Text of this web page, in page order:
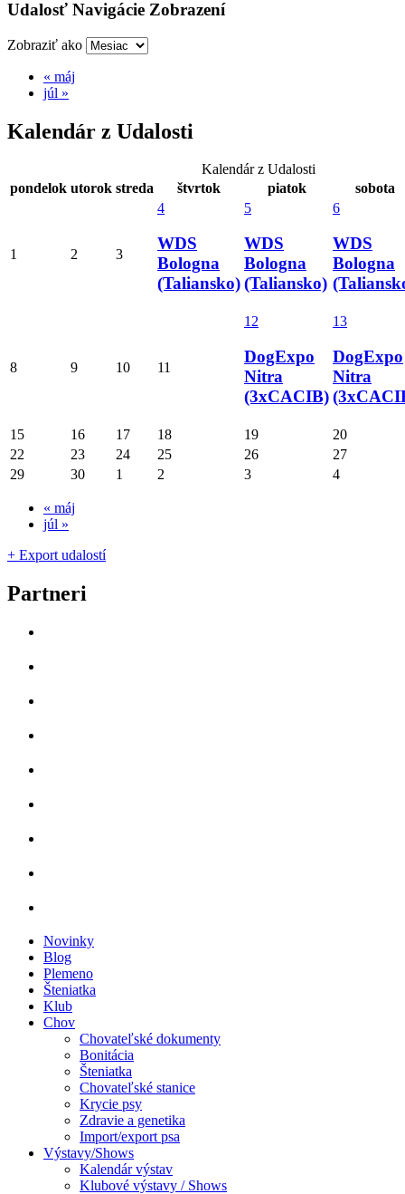
Udalosť Navigácie Zobrazení
Zobraziť ako
« máj
júl »
Kalendár z Udalosti
Kalendár z Udalosti
pondelok utorok streda štvrtok piatok sobota
1 2 3
4
WDS
Bologna
(Taliansko)
5
WDS
Bologna
(Taliansko)
6
WDS
Bologna
8 9 10 11
12
DogExpo
Nitra
(3xCACIB)
13
DogExpo
Nitra
15 16 17 18 19
20
22
23 24 25 26
27
29
30 1 2 3 4
« máj
júl »
+ Export udalostí
Partneri
Novinky
Blog
Plemeno
Šteniatka
Klub
Chov
Chovateľské dokumenty
Bonitácia
Šteniatka
Chovateľské stanice
Krycie psy
Zdravie a genetika
Import/export psa
Výstavy/Shows
Kalendár výstav
Klubové výstavy / Shows